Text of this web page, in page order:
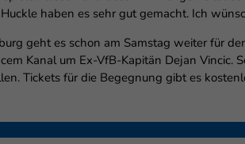
haben es sehr gut gemacht. Ich
geht es schon am Samstag weiter für
Kanal um Ex-VfB-Kapitän Dejan Vincic.
Tickets für die Begegnung gibt es